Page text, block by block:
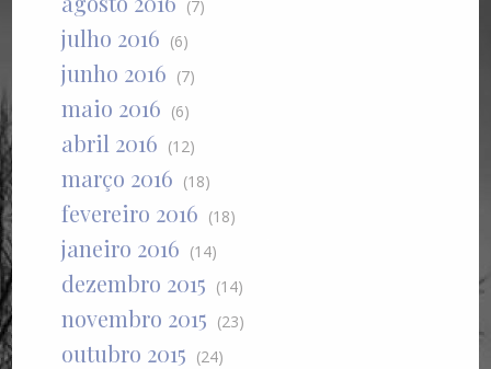
(7)
julho 2016 (6)
junho 2016 (7)
maio 2016 (6)
abril 2016 (12)
março 2016 (18)
fevereiro 2016 (18)
janeiro 2016 (14)
dezembro 2015 (14)
novembro 2015 (23)
outubro 2015 (24)